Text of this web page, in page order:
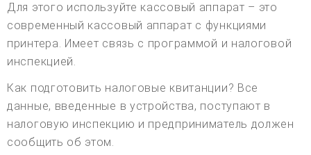
Для этого используйте кассовый аппарат – это
современный кассовый аппарат с функциями
принтера. Имеет связь с программой и налоговой
инспекцией.
Как подготовить налоговые квитанции? Все
данные, введенные в устройства, поступают в
налоговую инспекцию и предприниматель должен
сообщить об этом.